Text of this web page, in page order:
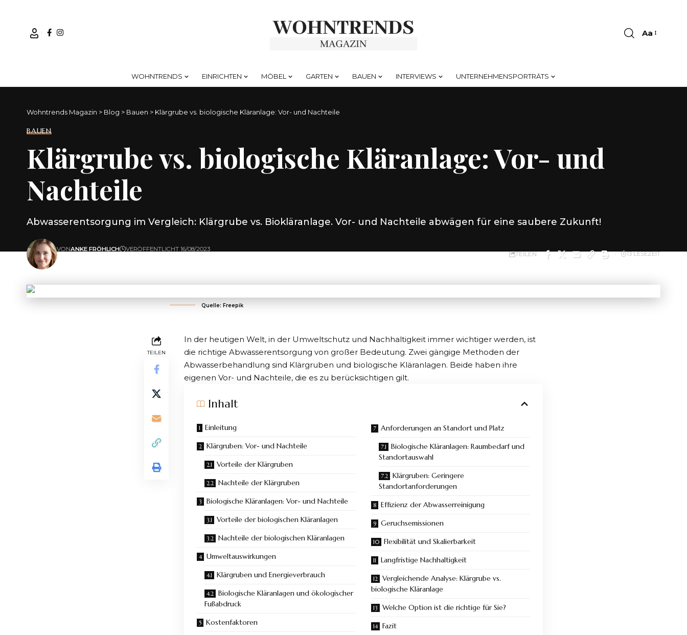
Font
Aa
WOHNTRENDS EINRICHTEN MÖBEL GARTEN BAUEN INTERVIEWS UNTERNEHMENSPORTRÄTS
Wohntrends Magazin > Blog > Bauen > Klärgrube vs. biologische Kläranlage: Vor- und Nachteile
BAUEN
Klärgrube vs. biologische Kläranlage: Vor- und
Nachteile
Abwasserentsorgung im Vergleich: Klärgrube vs. Biokläranlage. Vor- und Nachteile abwägen für eine saubere Zukunft!
ZULETZT AKTUALISIERT: 16/08/2023 12:36
VONANKE FRÖHLICH VERÖFFENTLICHT 16/08/2023
TEILEN 13 LESEZEIT
Quelle: Freepik
TEILEN
In der heutigen Welt, in der Umweltschutz und Nachhaltigkeit immer wichtiger werden, ist
die richtige Abwasserentsorgung von großer Bedeutung. Zwei gängige Methoden der
Abwasserbehandlung sind Klärgruben und biologische Kläranlagen. Beide haben ihre
eigenen Vor- und Nachteile, die es zu berücksichtigen gilt.
Inhalt
Einleitung
Klärgruben: Vor- und Nachteile
Vorteile der Klärgruben
Nachteile der Klärgruben
Biologische Kläranlagen: Vor- und Nachteile
Vorteile der biologischen Kläranlagen
Nachteile der biologischen Kläranlagen
Umweltauswirkungen
Klärgruben und Energieverbrauch
Biologische Kläranlagen und ökologischer
Fußabdruck
Kostenfaktoren
Anforderungen an Standort und Platz
Biologische Kläranlagen: Raumbedarf und
Standortauswahl
Klärgruben: Geringere
Standortanforderungen
Effizienz der Abwasserreinigung
Geruchsemissionen
Flexibilität und Skalierbarkeit
Langfristige Nachhaltigkeit
Vergleichende Analyse: Klärgrube vs.
biologische Kläranlage
Welche Option ist die richtige für Sie?
Fazit